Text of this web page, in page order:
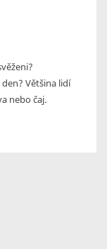
Většina lidí
nebo čaj.